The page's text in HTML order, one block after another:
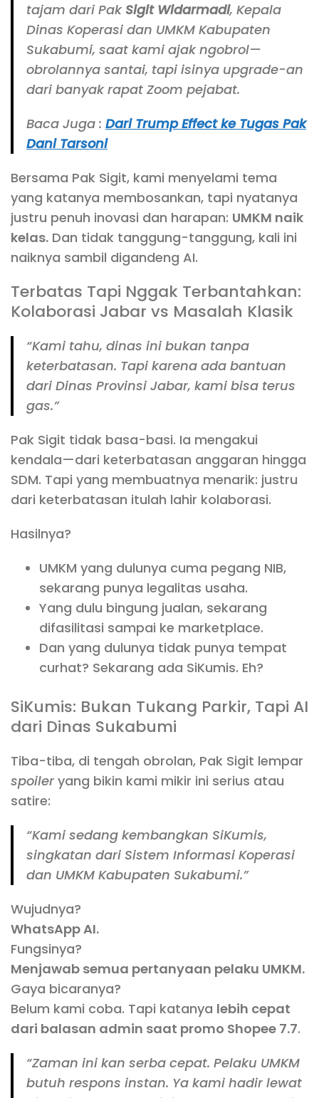
tajam dari Pak Sigit Widarmadi, Kepala
Dinas Koperasi dan UMKM Kabupaten
Sukabumi, saat kami ajak ngobrol—
obrolannya santai, tapi isinya upgrade-an
dari banyak rapat Zoom pejabat.
Baca Juga : Dari Trump Effect ke Tugas Pak
Dani Tarsoni
Bersama Pak Sigit, kami menyelami tema
yang katanya membosankan, tapi nyatanya
justru penuh inovasi dan harapan: UMKM naik
kelas. Dan tidak tanggung-tanggung, kali ini
naiknya sambil digandeng AI.
Terbatas Tapi Nggak Terbantahkan:
Kolaborasi Jabar vs Masalah Klasik
“Kami tahu, dinas ini bukan tanpa
keterbatasan. Tapi karena ada bantuan
dari Dinas Provinsi Jabar, kami bisa terus
gas.”
Pak Sigit tidak basa-basi. Ia mengakui
kendala—dari keterbatasan anggaran hingga
SDM. Tapi yang membuatnya menarik: justru
dari keterbatasan itulah lahir kolaborasi.
Hasilnya?
UMKM yang dulunya cuma pegang NIB,
sekarang punya legalitas usaha.
Yang dulu bingung jualan, sekarang
difasilitasi sampai ke marketplace.
Dan yang dulunya tidak punya tempat
curhat? Sekarang ada SiKumis. Eh?
SiKumis: Bukan Tukang Parkir, Tapi AI
dari Dinas Sukabumi
Tiba-tiba, di tengah obrolan, Pak Sigit lempar
spoiler yang bikin kami mikir ini serius atau
satire:
“Kami sedang kembangkan SiKumis,
singkatan dari Sistem Informasi Koperasi
dan UMKM Kabupaten Sukabumi.”
Wujudnya?
WhatsApp AI.
Fungsinya?
Menjawab semua pertanyaan pelaku UMKM.
Gaya bicaranya?
Belum kami coba. Tapi katanya lebih cepat
dari balasan admin saat promo Shopee 7.7.
“Zaman ini kan serba cepat. Pelaku UMKM
butuh respons instan. Ya kami hadir lewat